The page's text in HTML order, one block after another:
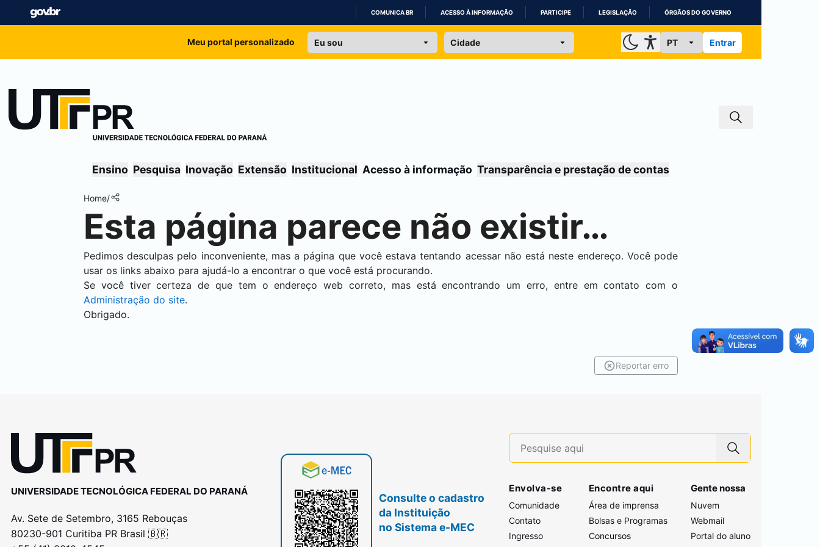
IR
COMUNICA BR ACESSO À INFORMAÇÃO PARTICIPE LEGISLAÇÃO ÓRGÃOS DO GOVERNO
Meu portal personalizado Entrar
Ensino Pesquisa Inovação Extensão Institucional Acesso à informação Transparência e prestação de contas
Home/
Esta página parece não existir…
Pedimos desculpas pelo inconveniente, mas a página que você estava tentando acessar não está neste endereço. Você pode
usar os links abaixo para ajudá-lo a encontrar o que você está procurando.
Se você tiver certeza de que tem o endereço web correto, mas está encontrando um erro, entre em contato com o
Administração do site.
Obrigado.
Reportar erro
UNIVERSIDADE TECNOLÓGICA FEDERAL DO PARANÁ
Av. Sete de Setembro, 3165 Rebouças
80230-901 Curitiba PR Brasil 🇧🇷
Consulte o cadastro
da Instituição
no Sistema e-MEC
Envolva-se
Comunidade
Contato
Ingresso
Encontre aqui
Área de imprensa
Bolsas e Programas
Concursos
Gente nossa
Nuvem
Webmail
Portal do aluno